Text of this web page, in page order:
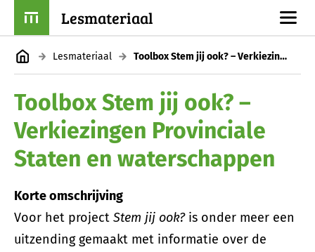
Lesmateriaal
Lesmateriaal Toolbox Stem jij ook? – Verkiezingen Provinciale Staten en waterschappen
Toolbox Stem jij ook? –
Verkiezingen Provinciale
Staten en waterschappen
Korte omschrijving
Voor het project Stem jij ook?is onder meer een
uitzending gemaakt met informatie over de